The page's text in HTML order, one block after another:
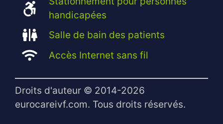
handicapées
Salle de bain des patients
Accès Internet sans fil
Droits d'auteur © 2014-2026
eurocareivf.com. Tous droits réservés.